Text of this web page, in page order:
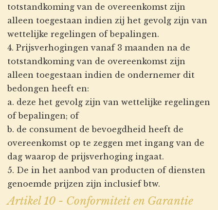
totstandkoming van de overeenkomst zijn
alleen toegestaan indien zij het gevolg zijn van
wettelijke regelingen of bepalingen.
4. Prijsverhogingen vanaf 3 maanden na de
totstandkoming van de overeenkomst zijn
alleen toegestaan indien de ondernemer dit
bedongen heeft en:
a. deze het gevolg zijn van wettelijke regelingen
of bepalingen; of
b. de consument de bevoegdheid heeft de
overeenkomst op te zeggen met ingang van de
dag waarop de prijsverhoging ingaat.
5. De in het aanbod van producten of diensten
genoemde prijzen zijn inclusief btw.
Artikel 10 - Conformiteit en Garantie